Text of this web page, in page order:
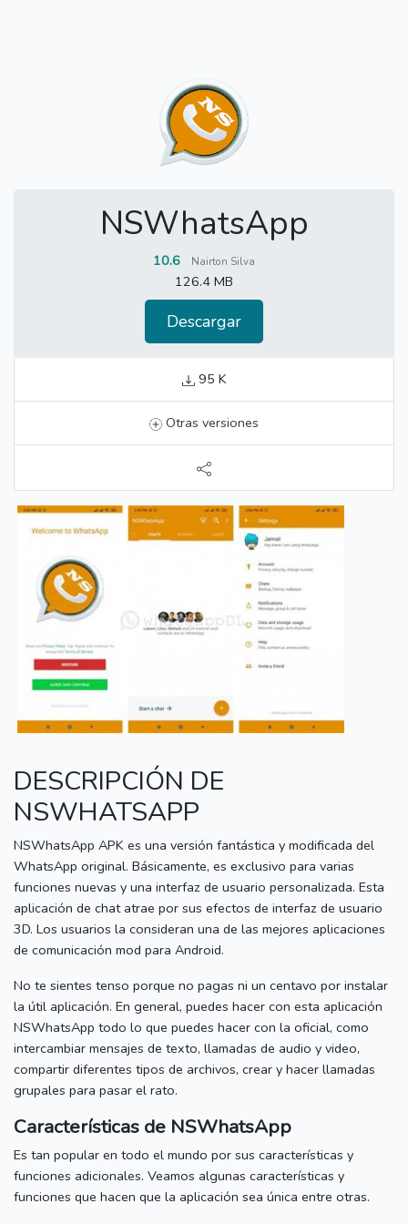
NSWhatsApp
10.6 Nairton Silva
126.4 MB
Descargar
95 K
Otras versiones
DESCRIPCIÓN DE
NSWHATSAPP
NSWhatsApp APK es una versión fantástica y modificada del
WhatsApp original. Básicamente, es exclusivo para varias
funciones nuevas y una interfaz de usuario personalizada. Esta
aplicación de chat atrae por sus efectos de interfaz de usuario
3D. Los usuarios la consideran una de las mejores aplicaciones
de comunicación mod para Android.
No te sientes tenso porque no pagas ni un centavo por instalar
la útil aplicación. En general, puedes hacer con esta aplicación
NSWhatsApp todo lo que puedes hacer con la oficial, como
intercambiar mensajes de texto, llamadas de audio y video,
compartir diferentes tipos de archivos, crear y hacer llamadas
grupales para pasar el rato.
Características de NSWhatsApp
Es tan popular en todo el mundo por sus características y
funciones adicionales. Veamos algunas características y
funciones que hacen que la aplicación sea única entre otras.